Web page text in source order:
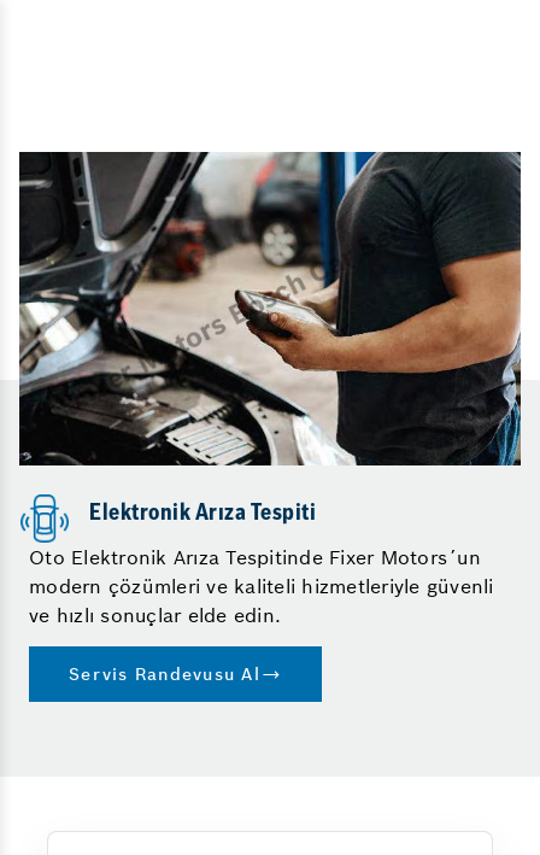
Elektronik Arıza Tespiti
Oto Elektronik Arıza Tespitinde Fixer Motors´un
modern çözümleri ve kaliteli hizmetleriyle güvenli
ve hızlı sonuçlar elde edin.
Servis Randevusu Al